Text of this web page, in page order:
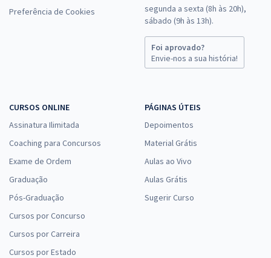
Preferência de Cookies
segunda a sexta (8h às 20h),
sábado (9h às 13h).
Foi aprovado?
Envie-nos a sua história!
CURSOS ONLINE
Assinatura Ilimitada
Coaching para Concursos
Exame de Ordem
Graduação
Pós-Graduação
Cursos por Concurso
Cursos por Carreira
Cursos por Estado
PÁGINAS ÚTEIS
Depoimentos
Material Grátis
Aulas ao Vivo
Aulas Grátis
Sugerir Curso